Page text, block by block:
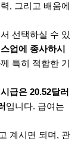
, 그리고 배움에
선택하실 수 있
업에 종사하시
께 특히 적합한 기
급은 20.52달러
입니다. 급여는
계시면 되며, 관